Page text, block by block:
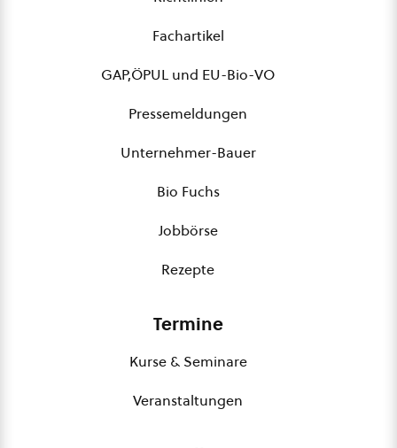
Fachartikel
GAP,ÖPUL und EU-Bio-VO
Pressemeldungen
Unternehmer-Bauer
Bio Fuchs
Jobbörse
Rezepte
Termine
Kurse & Seminare
Veranstaltungen